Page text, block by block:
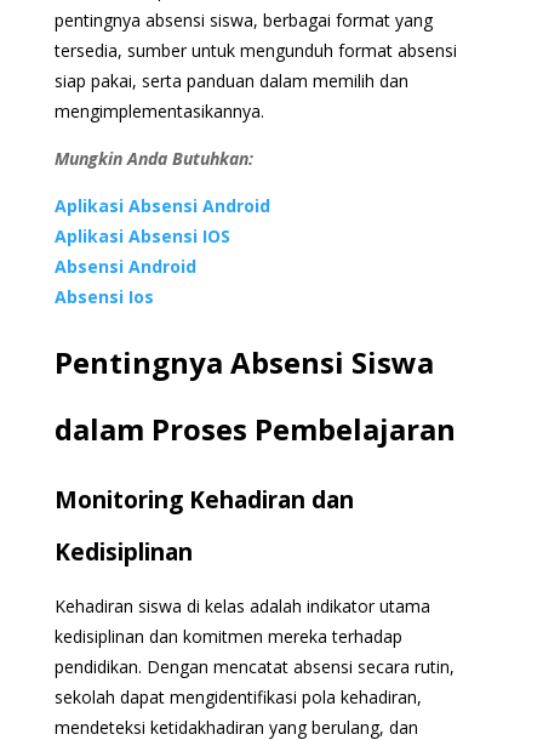
pentingnya absensi siswa, berbagai format yang
tersedia, sumber untuk mengunduh format absensi
siap pakai, serta panduan dalam memilih dan
mengimplementasikannya.
Mungkin Anda Butuhkan:
Aplikasi Absensi Android
Aplikasi Absensi IOS
Absensi Android
Absensi Ios
Pentingnya Absensi Siswa
dalam Proses Pembelajaran
Monitoring Kehadiran dan
Kedisiplinan
Kehadiran siswa di kelas adalah indikator utama
kedisiplinan dan komitmen mereka terhadap
pendidikan. Dengan mencatat absensi secara rutin,
sekolah dapat mengidentifikasi pola kehadiran,
mendeteksi ketidakhadiran yang berulang, dan